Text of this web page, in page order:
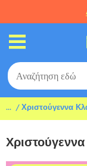
... Χριστούγεννα